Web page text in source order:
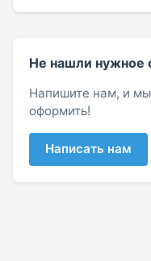
Не нашли нужное
Напишите нам, и
оформить!
Написать нам